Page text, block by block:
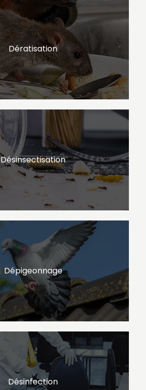
Dératisation
Désinsectisation
Dépigeonnage
Désinfection